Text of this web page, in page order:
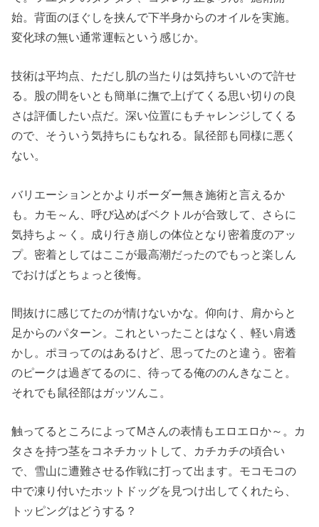
始。背面のほぐしを挟んで下半身からのオイルを実施。
変化球の無い通常運転という感じか。
技術は平均点、ただし肌の当たりは気持ちいいので許せ
る。股の間をいとも簡単に撫で上げてくる思い切りの良
さは評価したい点だ。深い位置にもチャレンジしてくる
ので、そういう気持ちにもなれる。鼠径部も同様に悪く
ない。
バリエーションとかよりボーダー無き施術と言えるか
も。カモ～ん、呼び込めばベクトルが合致して、さらに
気持ちよ～く。成り行き崩しの体位となり密着度のアッ
プ。密着としてはここが最高潮だったのでもっと楽しん
でおけばとちょっと後悔。
間抜けに感じてたのが情けないかな。仰向け、肩からと
足からのパターン。これといったことはなく、軽い肩透
かし。ポヨってのはあるけど、思ってたのと違う。密着
のピークは過ぎてるのに、待ってる俺ののんきなこと。
それでも鼠径部はガッツんこ。
触ってるところによってMさんの表情もエロエロか～。カ
タさを持つ茎をコネチカットして、カチカチの頃合い
で、雪山に遭難させる作戦に打って出ます。モコモコの
中で凍り付いたホットドッグを見つけ出してくれたら、
トッピングはどうする？